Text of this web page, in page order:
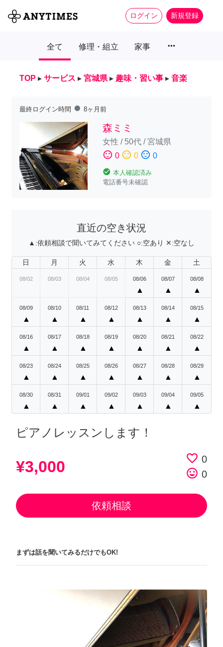
ログイン 新規登録
全て 修理・組立 家事 more_horiz
TOP ▸ サービス ▸ 宮城県 ▸ 趣味・習い事 ▸ 音楽
最終ログイン時間 fiber_manual_record 8ヶ月前
森ミミ
女性 / 50代/宮城県
sentiment_satisfied 0 sentiment_neutral 0 sentiment_dissatisfied 0
check_circle 本人確認済み
電話番号未確認
直近の空き状況
▲:依頼相談で聞いてみてください ○:空あり ✕:空なし
日 月 火 水 木 金 土
08/02 08/03 08/04 08/05 08/06
▲
08/07
▲
08/08
▲
08/09
▲
08/10
▲
08/11
▲
08/12
▲
08/13
▲
08/14
▲
08/15
▲
08/16
▲
08/17
▲
08/18
▲
08/19
▲
08/20
▲
08/21
▲
08/22
▲
08/23
▲
08/24
▲
08/25
▲
08/26
▲
08/27
▲
08/28
▲
08/29
▲
08/30
▲
08/31
▲
09/01
▲
09/02
▲
09/03
▲
09/04
▲
09/05
▲
ピアノレッスンします！
¥3,000 favorite_border 0
tag_faces 0
依頼相談
まずは話を聞いてみるだけでもOK!